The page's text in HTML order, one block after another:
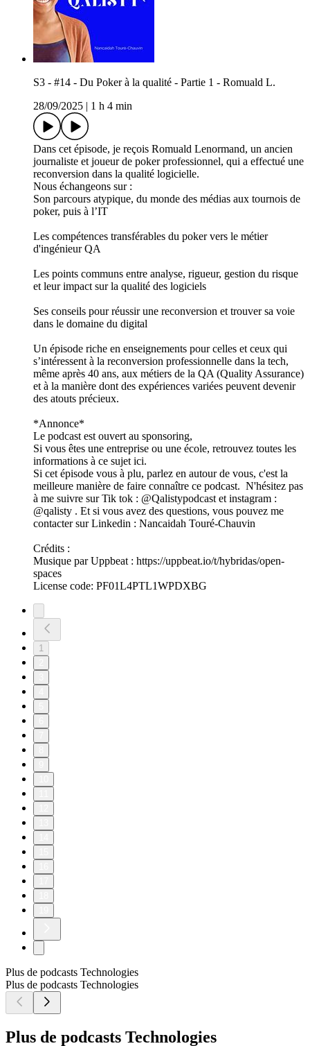
S3 - #14 - Du Poker à la qualité - Partie 1 - Romuald L.
28/09/2025
1 h 4 min
Dans cet épisode, je reçois Romuald Lenormand, un ancien
journaliste et joueur de poker professionnel, qui a effectué une
reconversion dans la qualité logicielle.
Nous échangeons sur :
Son parcours atypique, du monde des médias aux tournois de
poker, puis à l’IT
Les compétences transférables du poker vers le métier
d'ingénieur QA
Les points communs entre analyse, rigueur, gestion du risque
et leur impact sur la qualité des logiciels
Ses conseils pour réussir une reconversion et trouver sa voie
dans le domaine du digital
Un épisode riche en enseignements pour celles et ceux qui
s’intéressent à la reconversion professionnelle dans la tech,
même après 40 ans, aux métiers de la QA (Quality Assurance)
et à la manière dont des expériences variées peuvent devenir
des atouts précieux.
*Annonce*
Le podcast est ouvert au sponsoring,
Si vous êtes une entreprise ou une école, retrouvez toutes les
informations à ce sujet ⁠⁠⁠⁠⁠⁠⁠⁠⁠⁠⁠⁠⁠⁠⁠⁠ici⁠⁠⁠⁠⁠⁠⁠⁠⁠⁠⁠⁠⁠⁠⁠⁠.
Si cet épisode vous à plu, parlez en autour de vous, c'est la
meilleure manière de faire connaître ce podcast. N'hésitez pas
à me suivre sur Tik tok : @⁠⁠⁠⁠⁠⁠⁠⁠⁠⁠⁠⁠⁠⁠⁠⁠⁠⁠⁠Qalistypodcast⁠⁠⁠⁠⁠⁠⁠⁠⁠⁠⁠⁠⁠⁠⁠⁠⁠⁠⁠ et instagram :
@⁠⁠⁠⁠⁠⁠⁠⁠⁠⁠⁠⁠⁠⁠⁠⁠⁠⁠⁠qalisty⁠⁠⁠⁠⁠⁠⁠⁠⁠⁠⁠⁠⁠⁠⁠⁠⁠⁠⁠ . Et si vous avez des questions, vous pouvez me
contacter sur Linkedin : Nancaidah Touré-Chauvin
Crédits :
Musique par Uppbeat : https://uppbeat.io/t/hybridas/open-
spaces
License code: PF01L4PTL1WPDXBG
1
Plus de podcasts Technologies
Plus de podcasts Technologies
Plus de podcasts Technologies